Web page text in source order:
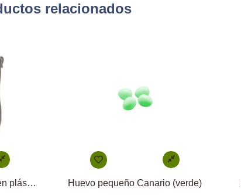
relacionados
Portasepia con ganchos en plástico Huevo pequeño Canario (verde)